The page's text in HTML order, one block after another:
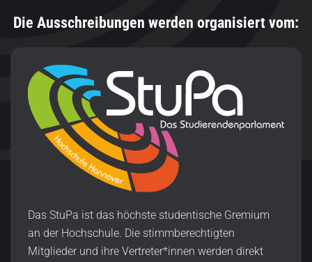
Die Ausschreibungen werden organisiert vom:
Das StuPa ist das höchste studentische Gremium
an der Hochschule. Die stimmberechtigten
Mitglieder und ihre Vertreter*innen werden direkt